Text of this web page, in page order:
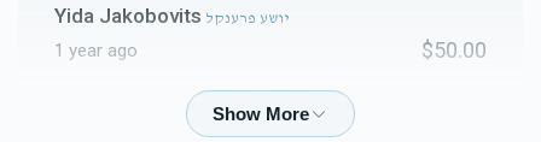
Yida Jakobovits יושע פרענקל
1 year ago $50.00
Phone Donation